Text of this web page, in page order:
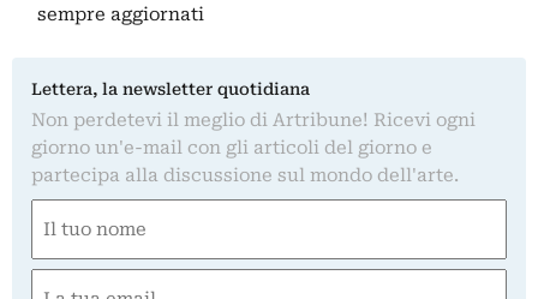
sempre aggiornati
Lettera, la newsletter quotidiana
Non perdetevi il meglio di Artribune! Ricevi ogni
giorno un'e-mail con gli articoli del giorno e
partecipa alla discussione sul mondo dell'arte.
(Required)
First